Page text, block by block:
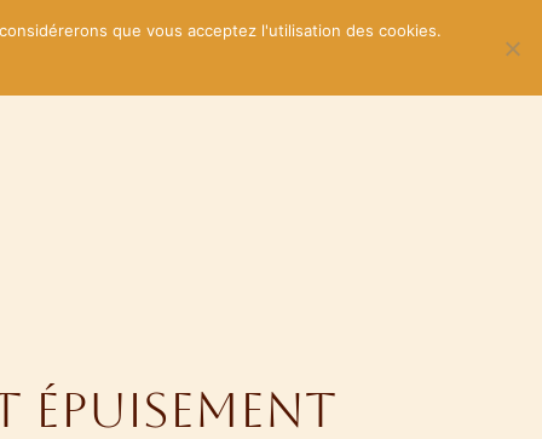
épuisement
que vous acceptez l'utilisation des cookies.